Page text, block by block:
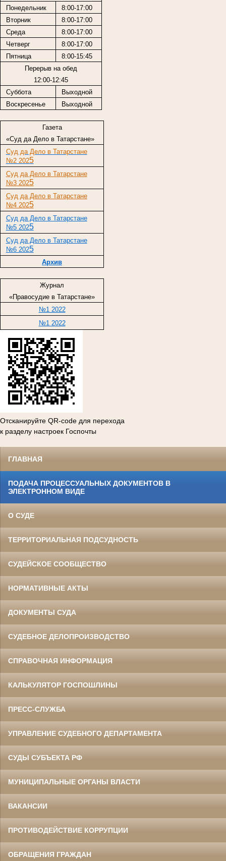
Понедельник
8:00-17:00
Вторник
8:00-17:00
Среда
8:00-17:00
Четверг
8:00-17:00
Пятница
8:00-15:45
Перерыв на обед
12:00-12:45
Суббота
Выходной
Воскресенье
Выходной
Газета
«Суд да Дело в Татарстане»
Суд да Дело в Татарстане
№2 2025
Суд да Дело в Татарстане
№3 2025
Суд да Дело в Татарстане
№4 2025
Суд да Дело в Татарстане
№5 2025
Суд да Дело в Татарстане
№6 2025
Архив
Журнал
«Правосудие в Татарстане»
№1 2022
№1 2022
Отсканируйте QR-code для перехода
к разделу настроек Госпочты
ГЛАВНАЯ
ПОДАЧА ПРОЦЕССУАЛЬНЫХ ДОКУМЕНТОВ В
ЭЛЕКТРОННОМ ВИДЕ
О СУДЕ
ТЕРРИТОРИАЛЬНАЯ ПОДСУДНОСТЬ
СУДЕЙСКОЕ СООБЩЕСТВО
НОРМАТИВНЫЕ АКТЫ
ДОКУМЕНТЫ СУДА
СУДЕБНОЕ ДЕЛОПРОИЗВОДСТВО
СПРАВОЧНАЯ ИНФОРМАЦИЯ
КАЛЬКУЛЯТОР ГОСПОШЛИНЫ
ПРЕСС-СЛУЖБА
УПРАВЛЕНИЕ СУДЕБНОГО ДЕПАРТАМЕНТА
СУДЫ СУБЪЕКТА РФ
МУНИЦИПАЛЬНЫЕ ОРГАНЫ ВЛАСТИ
ВАКАНСИИ
ПРОТИВОДЕЙСТВИЕ КОРРУПЦИИ
ОБРАЩЕНИЯ ГРАЖДАН